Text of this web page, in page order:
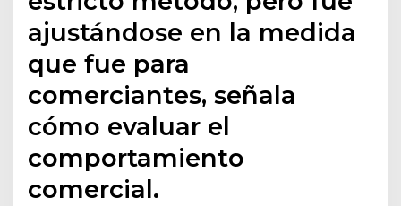
ajustándose en la medida
que fue para
comerciantes, señala
cómo evaluar el
comportamiento
comercial.